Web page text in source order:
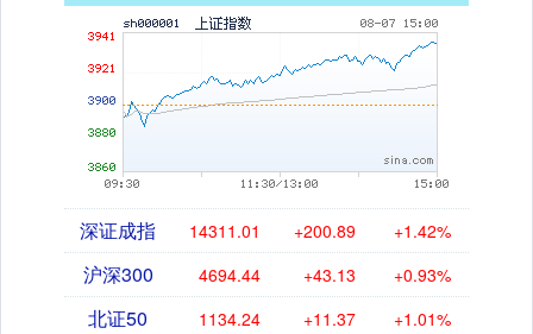
深证成指 14311.01 +200.89 +1.42%
沪深300 4694.44 +43.13 +0.93%
北证50 1134.24 +11.37 +1.01%